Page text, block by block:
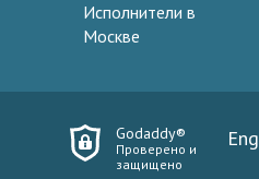
Исполнители в
Москве
Godaddy®
Проверено и
защищено
Eng